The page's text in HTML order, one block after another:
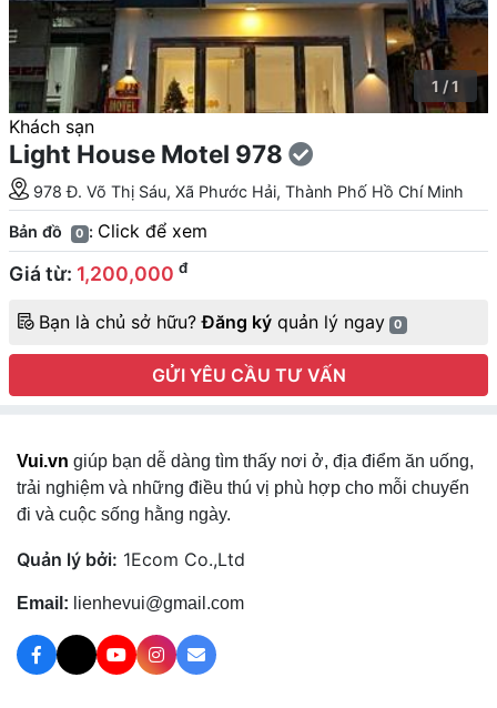
1 / 1
Khách sạn
Light House Motel 978
978 Đ. Võ Thị Sáu, Xã Phước Hải, Thành Phố Hồ Chí Minh
Bản đồ 0 : Click để xem
Giá từ: 1,200,000 đ
Bạn là chủ sở hữu?Đăng ký quản lý ngay 0
GỬI YÊU CẦU TƯ VẤN
Vui.vn giúp bạn dễ dàng tìm thấy nơi ở, địa điểm ăn uống,
trải nghiệm và những điều thú vị phù hợp cho mỗi chuyến
đi và cuộc sống hằng ngày.
Quản lý bởi: 1Ecom Co.,Ltd
Email: lienhevui@gmail.com